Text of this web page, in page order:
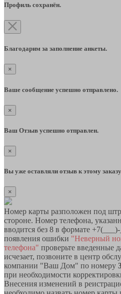
Профиль сохранён.
Благодарим за заполнение анкеты.
×
Ваше сообщение успешно отправлено.
×
Ваш Отзыв успешно отправлен.
×
Вы уже оставляли отзыв к этому
×
Номер карты разположен под
стороне. Номер телефона,
вводится без 8 в формате
появления ошибки "Неверный
телефона" проверьте введенные
исчезает, позвоните в центр
компании "Ваш Дом" по номеру
при необходимости
Внесения изменений в